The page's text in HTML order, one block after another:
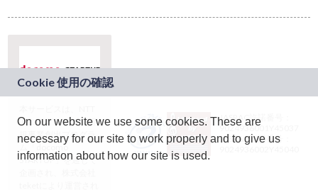
ドコモグループの新
規事業創出プログラ
ム「docomo
STARTUP」を通じて
JASRAC許諾番号：
9024936001Y45037
JASRAC許諾番号：
On our website we use some cookies. These are
necessary for our site to work properly and to give us
information about how our site is used.